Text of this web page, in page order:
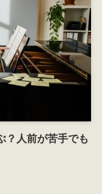
？人前が苦手でも